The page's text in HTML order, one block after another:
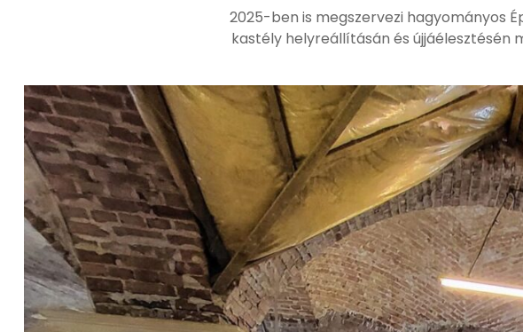
2025-ben is megszervezi hagyományos
kastély helyreállításán és újjáélesztésén